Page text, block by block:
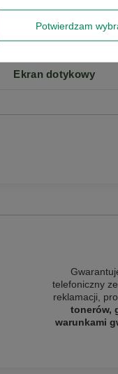
Stan opakowania
Ekran dotykowy
telefoniczny
reklamacji,
tonerów,
warunkami
Potwierdzam